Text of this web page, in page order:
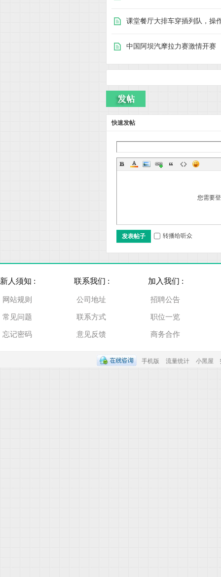
课堂餐厅大排车穿插列队，操
中国阿坝汽摩拉力赛激情开赛
快速发帖
您需要
发表帖子 转播给听众
新人须知 :
网站规则
常见问题
忘记密码
联系我们 :
公司地址
联系方式
意见反馈
加入我们 :
招聘公告
职位一览
商务合作
手机版 流量统计 小黑屋